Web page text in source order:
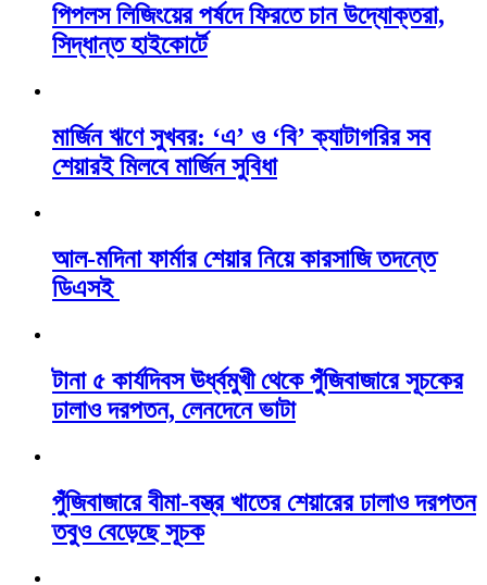
পিপলস লিজিংয়ের পর্ষদে ফিরতে চান উদ্যোক্তরা,
সিদ্ধান্ত হাইকোর্টে
মার্জিন ঋণে সুখবর: ‘এ’ ও ‘বি’ ক্যাটাগরির সব
শেয়ারই মিলবে মার্জিন সুবিধা
আল-মদিনা ফার্মার শেয়ার নিয়ে কারসাজি তদন্তে
ডিএসই
টানা ৫ কার্যদিবস ঊর্ধ্বমুখী থেকে পুঁজিবাজারে সূচকের
ঢালাও দরপতন, লেনদেনে ভাটা
পুঁজিবাজারে বীমা-বস্ত্র খাতের শেয়ারের ঢালাও দরপতন
তবুও বেড়েছে সূচক